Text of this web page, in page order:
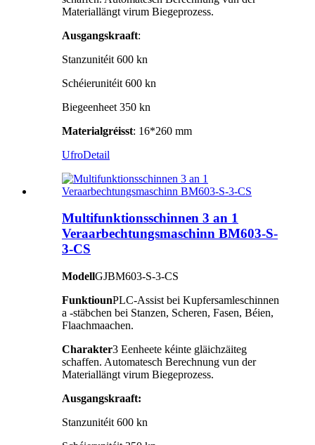
Materiallängt virum Biegeprozess.
Ausgangskraaft:
Stanzunitéit 600 kn
Schéierunitéit 600 kn
Biegeenheet 350 kn
Materialgréisst: 16*260 mm
UfroDetail
Multifunktionsschinnen 3 an 1
Veraarbechtungsmaschinn BM603-S-
3-CS
ModellGJBM603-S-3-CS
FunktiounPLC-Assist bei Kupfersamleschinnen
a -stäbchen bei Stanzen, Scheren, Fasen, Béien,
Flaachmaachen.
Charakter3 Eenheete kéinte gläichzäiteg
schaffen. Automatesch Berechnung vun der
Materiallängt virum Biegeprozess.
Ausgangskraaft:
Stanzunitéit 600 kn